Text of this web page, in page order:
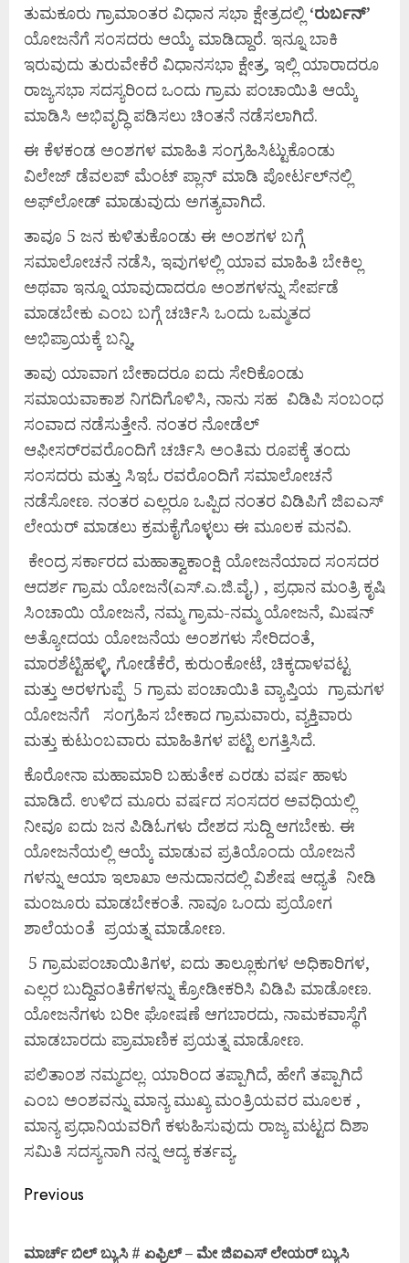
ತುಮಕೂರು ಗ್ರಾಮಾಂತರ ವಿಧಾನ ಸಭಾ ಕ್ಷೇತ್ರದಲ್ಲಿ ‘ರುರ್ಬನ್’
ಯೋಜನೆಗೆ ಸಂಸದರು ಆಯ್ಕೆ ಮಾಡಿದ್ದಾರೆ. ಇನ್ನೂ ಬಾಕಿ
ಇರುವುದು ತುರುವೇಕೆರೆ ವಿಧಾನಸಭಾ ಕ್ಷೇತ್ರ, ಇಲ್ಲಿ ಯಾರಾದರೂ
ರಾಜ್ಯಸಭಾ ಸದಸ್ಯರಿಂದ ಒಂದು ಗ್ರಾಮ ಪಂಚಾಯಿತಿ ಆಯ್ಕೆ
ಮಾಡಿಸಿ ಅಭಿವೃದ್ಧಿ ಪಡಿಸಲು ಚಿಂತನೆ ನಡೆಸಲಾಗಿದೆ.
ಈ ಕೆಳಕಂಡ ಅಂಶಗಳ ಮಾಹಿತಿ ಸಂಗ್ರಹಿಸಿಟ್ಟುಕೊಂಡು
ವಿಲೇಜ್ ಡೆವಲಪ್ ಮೆಂಟ್ ಪ್ಲಾನ್ ಮಾಡಿ ಪೋರ್ಟಲ್‌ನಲ್ಲಿ
ಅಫ್‌ಲೋಡ್ ಮಾಡುವುದು ಅಗತ್ಯವಾಗಿದೆ.
ತಾವೂ 5 ಜನ ಕುಳಿತುಕೊಂಡು ಈ ಅಂಶಗಳ ಬಗ್ಗೆ
ಸಮಾಲೋಚನೆ ನಡೆಸಿ, ಇವುಗಳಲ್ಲಿ ಯಾವ ಮಾಹಿತಿ ಬೇಕಿಲ್ಲ
ಅಥವಾ ಇನ್ನೂ ಯಾವುದಾದರೂ ಅಂಶಗಳನ್ನು ಸೇರ್ಪಡೆ
ಮಾಡಬೇಕು ಎಂಬ ಬಗ್ಗೆ ಚರ್ಚಿಸಿ ಒಂದು ಒಮ್ಮತದ
ಅಭಿಪ್ರಾಯಕ್ಕೆ ಬನ್ನಿ,
ತಾವು ಯಾವಾಗ ಬೇಕಾದರೂ ಐದು ಸೇರಿಕೊಂಡು
ಸಮಾಯವಾಕಾಶ ನಿಗದಿಗೊಳಿಸಿ, ನಾನು ಸಹ ವಿಡಿಪಿ ಸಂಬಂಧ
ಸಂವಾದ ನಡೆಸುತ್ತೇನೆ. ನಂತರ ನೋಡೆಲ್
ಆಫೀಸರ್‌ರವರೊಂದಿಗೆ ಚರ್ಚಿಸಿ ಅಂತಿಮ ರೂಪಕ್ಕೆ ತಂದು
ಸಂಸದರು ಮತ್ತು ಸಿಇಓ ರವರೊಂದಿಗೆ ಸಮಾಲೋಚನೆ
ನಡೆಸೋಣ. ನಂತರ ಎಲ್ಲರೂ ಒಪ್ಪಿದ ನಂತರ ವಿಡಿಪಿಗೆ ಜಿಐಎಸ್
ಲೇಯರ್ ಮಾಡಲು ಕ್ರಮಕೈಗೊಳ್ಳಲು ಈ ಮೂಲಕ ಮನವಿ.
ಕೇಂದ್ರ ಸರ್ಕಾರದ ಮಹಾತ್ವಾಕಾಂಕ್ಷಿ ಯೋಜನೆಯಾದ ಸಂಸದರ
ಆದರ್ಶ ಗ್ರಾಮ ಯೋಜನೆ(ಎಸ್.ಎ.ಜಿ.ವೈ.) , ಪ್ರಧಾನ ಮಂತ್ರಿ ಕೃಷಿ
ಸಿಂಚಾಯಿ ಯೋಜನೆ, ನಮ್ಮ ಗ್ರಾಮ-ನಮ್ಮ ಯೋಜನೆ, ಮಿಷನ್
ಅತ್ಯೋದಯ ಯೋಜನೆಯ ಅಂಶಗಳು ಸೇರಿದಂತೆ,
ಮಾರಶೆಟ್ಟಿಹಳ್ಳಿ, ಗೋಡೆಕೆರೆ, ಕುರುಂಕೋಟೆ, ಚಿಕ್ಕದಾಳವಟ್ಟ
ಮತ್ತು ಅರಳಗುಪ್ಪೆ 5 ಗ್ರಾಮ ಪಂಚಾಯಿತಿ ವ್ಯಾಪ್ತಿಯ ಗ್ರಾಮಗಳ
ಯೋಜನೆಗೆ ಸಂಗ್ರಹಿಸ ಬೇಕಾದ ಗ್ರಾಮವಾರು, ವ್ಯಕ್ತಿವಾರು
ಮತ್ತು ಕುಟುಂಬವಾರು ಮಾಹಿತಿಗಳ ಪಟ್ಟಿ ಲಗತ್ತಿಸಿದೆ.
ಕೊರೋನಾ ಮಹಾಮಾರಿ ಬಹುತೇಕ ಎರಡು ವರ್ಷ ಹಾಳು
ಮಾಡಿದೆ. ಉಳಿದ ಮೂರು ವರ್ಷದ ಸಂಸದರ ಅವಧಿಯಲ್ಲಿ
ನೀವೂ ಐದು ಜನ ಪಿಡಿಓಗಳು ದೇಶದ ಸುದ್ದಿ ಆಗಬೇಕು. ಈ
ಯೋಜನೆಯಲ್ಲಿ ಆಯ್ಕೆ ಮಾಡುವ ಪ್ರತಿಯೊಂದು ಯೋಜನೆ
ಗಳನ್ನು ಆಯಾ ಇಲಾಖಾ ಅನುದಾನದಲ್ಲಿ ವಿಶೇಷ ಆಧ್ಯತೆ ನೀಡಿ
ಮಂಜೂರು ಮಾಡಬೇಕಂತೆ. ನಾವೂ ಒಂದು ಪ್ರಯೋಗ
ಶಾಲೆಯಂತೆ ಪ್ರಯತ್ನ ಮಾಡೋಣ.
5 ಗ್ರಾಮಪಂಚಾಯಿತಿಗಳ, ಐದು ತಾಲ್ಲೂಕುಗಳ ಅಧಿಕಾರಿಗಳ,
ಎಲ್ಲರ ಬುದ್ದಿವಂತಿಕೆಗಳನ್ನು ಕ್ರೋಡೀಕರಿಸಿ ವಿಡಿಪಿ ಮಾಡೋಣ.
ಯೋಜನೆಗಳು ಬರೀ ಘೋಷಣೆ ಆಗಬಾರದು, ನಾಮಕವಾಸ್ಥೆಗೆ
ಮಾಡಬಾರದು ಪ್ರಾಮಾಣಿಕ ಪ್ರಯತ್ನ ಮಾಡೋಣ.
ಪಲಿತಾಂಶ ನಮ್ಮದಲ್ಲ. ಯಾರಿಂದ ತಪ್ಪಾಗಿದೆ, ಹೇಗೆ ತಪ್ಪಾಗಿದೆ
ಎಂಬ ಅಂಶವನ್ನು ಮಾನ್ಯ ಮುಖ್ಯ ಮಂತ್ರಿಯವರ ಮೂಲಕ ,
ಮಾನ್ಯ ಪ್ರಧಾನಿಯವರಿಗೆ ಕಳುಹಿಸುವುದು ರಾಜ್ಯ ಮಟ್ಟದ ದಿಶಾ
ಸಮಿತಿ ಸದಸ್ಯನಾಗಿ ನನ್ನ ಆದ್ಯ ಕರ್ತವ್ಯ.
Previous
ಮಾರ್ಚ್ ಬಿಲ್ ಬ್ಯುಸಿ # ಏಫ್ರಿಲ್ – ಮೇ ಜಿಐಎಸ್ ಲೇಯರ್ ಬ್ಯುಸಿ